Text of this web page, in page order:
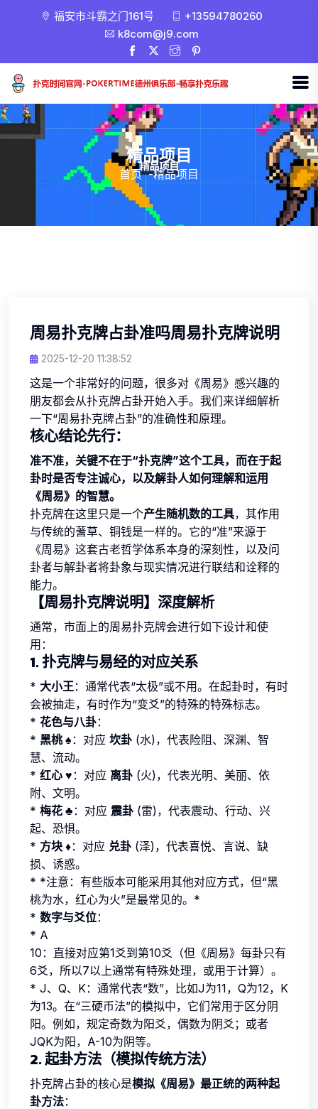
福安市斗霸之门161号
+13594780260
k8com@j9.com
精品项目
首页 -精品项目
周易扑克牌占卦准吗周易扑克牌说明
2025-12-20 11:38:52
这是一个非常好的问题，很多对《周易》感兴趣的
朋友都会从扑克牌占卦开始入手。我们来详细解析
一下“周易扑克牌占卦”的准确性和原理。
核心结论先行：
准不准，关键不在于“扑克牌”这个工具，而在于起
卦时是否专注诚心，以及解卦人如何理解和运用
《周易》的智慧。
扑克牌在这里只是一个产生随机数的工具，其作用
与传统的蓍草、铜钱是一样的。它的“准”来源于
《周易》这套古老哲学体系本身的深刻性，以及问
卦者与解卦者将卦象与现实情况进行联结和诠释的
能力。
【周易扑克牌说明】深度解析
通常，市面上的周易扑克牌会进行如下设计和使
用：
1. 扑克牌与易经的对应关系
* 大小王：通常代表“太极”或不用。在起卦时，有时
会被抽走，有时作为“变爻”的特殊的特殊标志。
* 花色与八卦：
* 黑桃 ♠ ：对应 坎卦 (水)，代表险阻、深渊、智
慧、流动。
* 红心 ♥ ：对应 离卦 (火)，代表光明、美丽、依
附、文明。
* 梅花 ♣ ：对应 震卦 (雷)，代表震动、行动、兴
起、恐惧。
* 方块 ♦：对应 兑卦 (泽)，代表喜悦、言说、缺
损、诱惑。
* *注意：有些版本可能采用其他对应方式，但“黑
桃为水，红心为火”是最常见的。*
* 数字与爻位：
* A
10：直接对应第1爻到第10爻（但《周易》每卦只有
6爻，所以7以上通常有特殊处理，或用于计算）。
* J、Q、K：通常代表“数”，比如J为11，Q为12，K
为13。在“三硬币法”的模拟中，它们常用于区分阴
阳。例如，规定奇数为阳爻，偶数为阴爻；或者
JQK为阳，A-10为阴等。
2. 起卦方法（模拟传统方法）
扑克牌占卦的核心是模拟《周易》最正统的两种起
卦方法：